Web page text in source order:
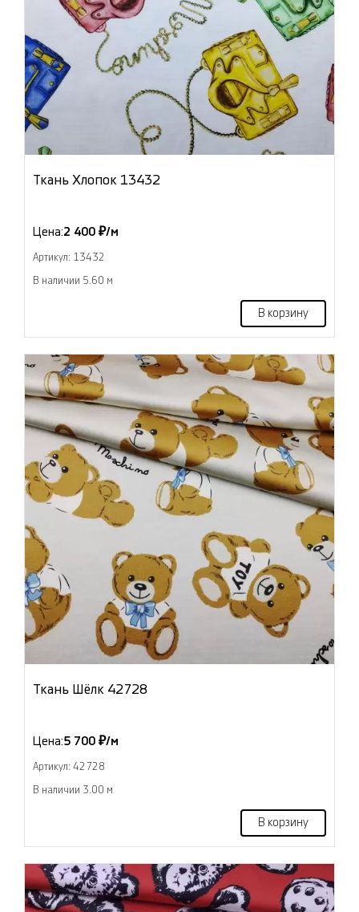
Ткань Хлопок 13432
Цена:2 400 ₽/м
Артикул: 13432
В наличии 5.60 м
В корзину
Ткань Шёлк 42728
Цена:5 700 ₽/м
Артикул: 42728
В наличии 3.00 м
В корзину